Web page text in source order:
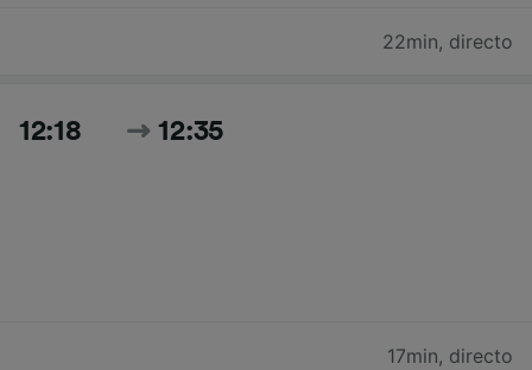
22min, directo
12:18 12:35
17min, directo